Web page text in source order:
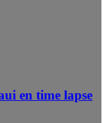
en time lapse